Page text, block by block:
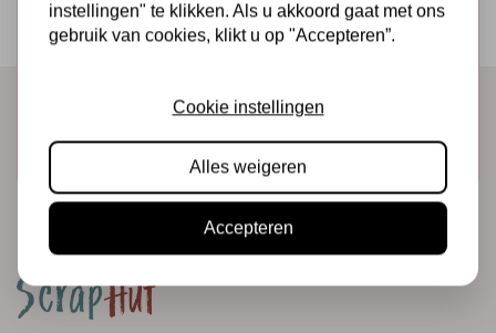
Ontvang als eerste onze actie en nieuwe producten
direct in je mailbox!
Abonneer
instellingen" te klikken. Als u akkoord gaat met ons
gebruik van cookies, klikt u op "Accepteren”.
Cookie instellingen
Alles weigeren
Accepteren